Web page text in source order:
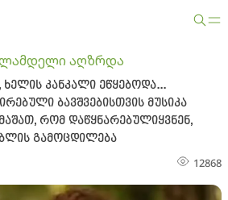
აღზრდა
ხელის კანკალი ეწყებოდა...
ბავშვებისთვის მუსიკა
რომ დაწყნარებულიყვნენ,
გამოცდილება
12868